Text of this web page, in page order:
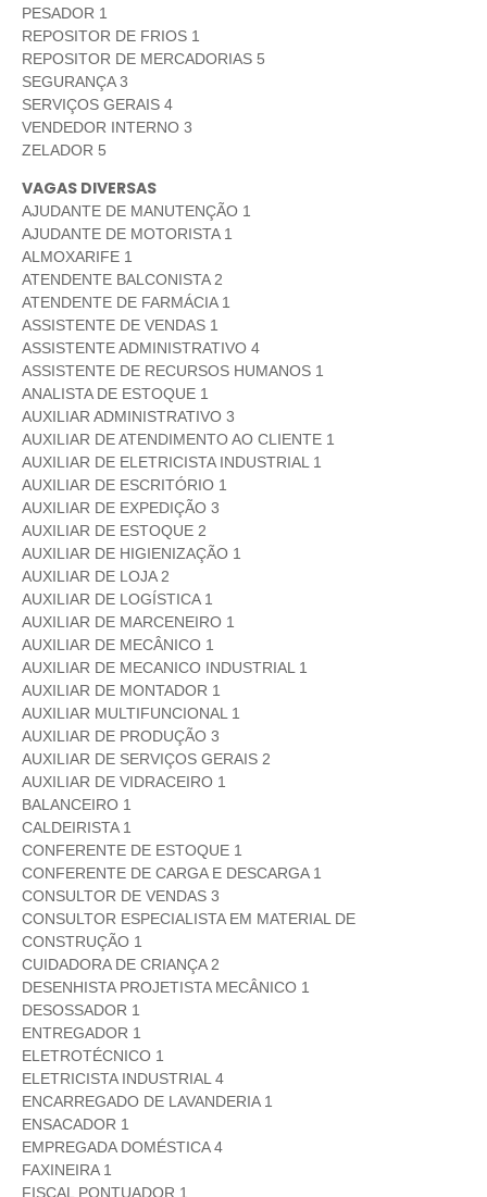
PESADOR 1
REPOSITOR DE FRIOS 1
REPOSITOR DE MERCADORIAS 5
SEGURANÇA 3
SERVIÇOS GERAIS 4
VENDEDOR INTERNO 3
ZELADOR 5
VAGAS DIVERSAS
AJUDANTE DE MANUTENÇÃO 1
AJUDANTE DE MOTORISTA 1
ALMOXARIFE 1
ATENDENTE BALCONISTA 2
ATENDENTE DE FARMÁCIA 1
ASSISTENTE DE VENDAS 1
ASSISTENTE ADMINISTRATIVO 4
ASSISTENTE DE RECURSOS HUMANOS 1
ANALISTA DE ESTOQUE 1
AUXILIAR ADMINISTRATIVO 3
AUXILIAR DE ATENDIMENTO AO CLIENTE 1
AUXILIAR DE ELETRICISTA INDUSTRIAL 1
AUXILIAR DE ESCRITÓRIO 1
AUXILIAR DE EXPEDIÇÃO 3
AUXILIAR DE ESTOQUE 2
AUXILIAR DE HIGIENIZAÇÃO 1
AUXILIAR DE LOJA 2
AUXILIAR DE LOGÍSTICA 1
AUXILIAR DE MARCENEIRO 1
AUXILIAR DE MECÂNICO 1
AUXILIAR DE MECANICO INDUSTRIAL 1
AUXILIAR DE MONTADOR 1
AUXILIAR MULTIFUNCIONAL 1
AUXILIAR DE PRODUÇÃO 3
AUXILIAR DE SERVIÇOS GERAIS 2
AUXILIAR DE VIDRACEIRO 1
BALANCEIRO 1
CALDEIRISTA 1
CONFERENTE DE ESTOQUE 1
CONFERENTE DE CARGA E DESCARGA 1
CONSULTOR DE VENDAS 3
CONSULTOR ESPECIALISTA EM MATERIAL DE
CONSTRUÇÃO 1
CUIDADORA DE CRIANÇA 2
DESENHISTA PROJETISTA MECÂNICO 1
DESOSSADOR 1
ENTREGADOR 1
ELETROTÉCNICO 1
ELETRICISTA INDUSTRIAL 4
ENCARREGADO DE LAVANDERIA 1
ENSACADOR 1
EMPREGADA DOMÉSTICA 4
FAXINEIRA 1
FISCAL PONTUADOR 1